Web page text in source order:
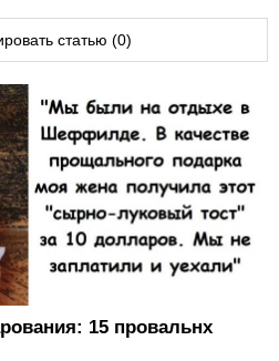
статью (0)
15 провальнх